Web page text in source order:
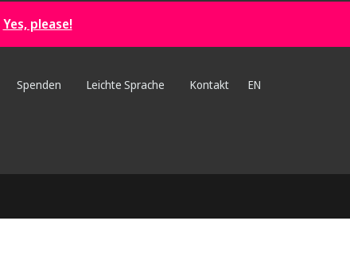
Yes, please!
Spenden Leichte Sprache Kontakt EN